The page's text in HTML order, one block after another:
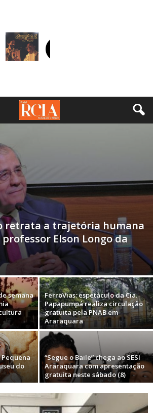
retrata a trajetória humana
Elson Longo da
semana
FerroVias: espetáculo da Cia.
Papapumpá realiza circulação
gratuita pela PNAB em
Araraquara
Pequena
do
“Segue o Baile” chega ao SESI
Araraquara com apresentação
gratuita neste sábado (8)